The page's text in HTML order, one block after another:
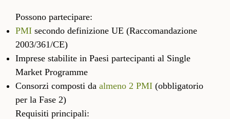
Possono partecipare:
PMI secondo definizione UE (Raccomandazione
2003/361/CE)
Imprese stabilite in Paesi partecipanti al Single
Market Programme
Consorzi composti da almeno 2 PMI (obbligatorio
per la Fase 2)
Requisiti principali: